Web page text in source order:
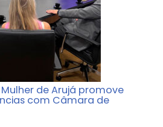
de Arujá promove
com Câmara de